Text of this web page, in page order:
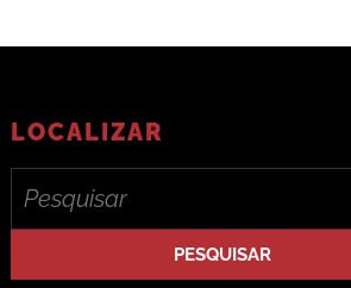
LOCALIZAR
for: